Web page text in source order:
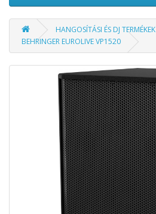
HANGOSÍTÁSI ÉS DJ TERMÉKEK
BEHRINGER EUROLIVE VP1520